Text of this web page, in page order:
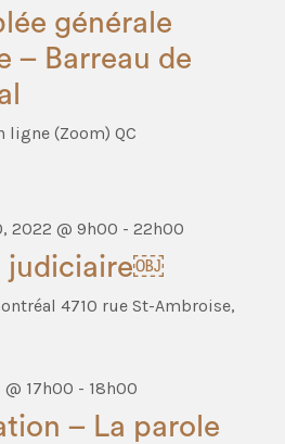
générale
– Barreau de
ligne (Zoom) QC
2022 @ 9h00 - 22h00
judiciaire￼
4710 rue St-Ambroise,
17h00 - 18h00
– La parole